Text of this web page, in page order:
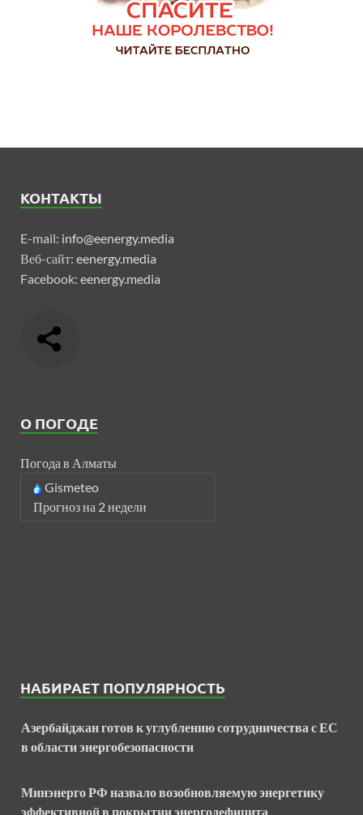
КОНТАКТЫ
E-mail: info@eenergy.media
Веб-сайт: eenergy.media
Facebook: eenergy.media
О ПОГОДЕ
Погода в Алматы
Gismeteo
Прогноз на 2 недели
НАБИРАЕТ ПОПУЛЯРНОСТЬ
Азербайджан готов к углублению сотрудничества с ЕС
в области энергобезопасности
Минэнерго РФ назвало возобновляемую энергетику
эффективной в покрытии энергодефицита